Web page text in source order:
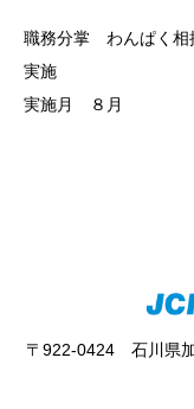
職務分掌 わんぱく相
実施
実施月 ８月
〒922-0424 石川県